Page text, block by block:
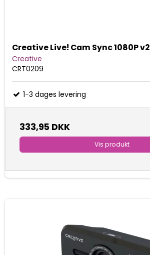
Creative Live! Cam Sync 1080P v2
Creative
CRT0209
1-3 dages levering
333,95 DKK
Vis produkt